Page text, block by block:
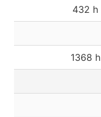
432 h
1368 h